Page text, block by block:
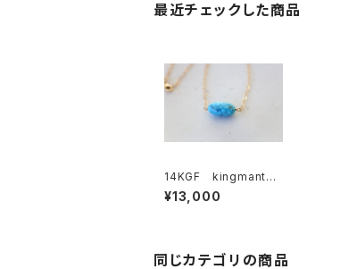
最近チェックした商品
14KGF kingmantur
quoise necklace[kg
f3220]
¥13,000
同じカテゴリの商品